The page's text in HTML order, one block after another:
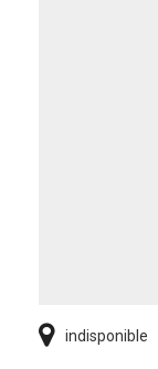
indisponible